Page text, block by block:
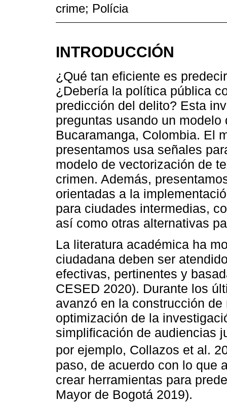
crime; Polícia
INTRODUCCIÓN
¿Qué tan eficiente es
¿Debería la política pública
predicción del delito? Esta
preguntas usando un
Bucaramanga, Colombia. El
presentamos usa señales
modelo de vectorización de
crimen. Además,
orientadas a la
para ciudades intermedias,
así como otras alternativas
La literatura académica ha
ciudadana deben ser
efectivas, pertinentes y
CESED 2020). Durante los
avanzó en la construcción
optimización de la
simplificación de audiencias
por ejemplo, Collazos et al.
paso, de acuerdo con lo que
crear herramientas para
Mayor de Bogotá 2019).